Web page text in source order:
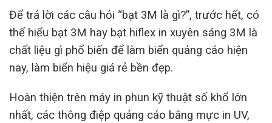
Để trả lời các câu hỏi “bạt 3M là gì?”, trước hết, có
thể hiểu bạt 3M hay bạt hiflex in xuyên sáng 3M là
chất liệu gì phổ biến để làm biển quảng cáo hiện
nay, làm biển hiệu giá rẻ bền đẹp.
Hoàn thiện trên máy in phun kỹ thuật số khổ lớn
nhất, các thông điệp quảng cáo bằng mực in UV,